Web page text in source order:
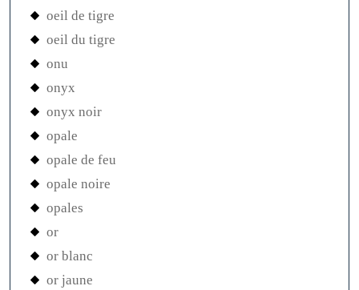
oeil de tigre
oeil du tigre
onu
onyx
onyx noir
opale
opale de feu
opale noire
opales
or
or blanc
or jaune